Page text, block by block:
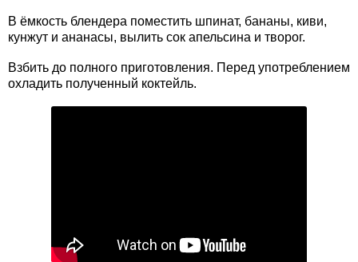
В ёмкость блендера поместить шпинат, бананы, киви,
кунжут и ананасы, вылить сок апельсина и творог.
Взбить до полного приготовления. Перед употреблением
охладить полученный коктейль.